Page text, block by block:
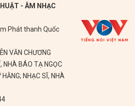
- ÂM NHẠC
Phát thanh Quốc
VĂN CHƯƠNG
BÁO TẠ NGỌC
NHẠC SĨ, NHÀ